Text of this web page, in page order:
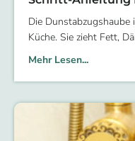
Die
Küche. Sie zieht Fett,
Mehr Lesen...